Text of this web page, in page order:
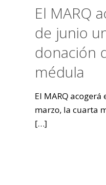
El MARQ
de junio
donación
médula
El MARQ
marzo, la cuarta
[…]